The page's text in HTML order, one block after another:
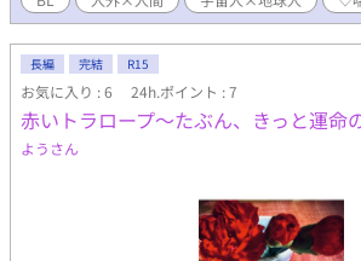
長編 完結 R15
お気に入り : 6 24h.ポイント : 7
赤いトラロープ〜たぶん、きっと運命
ようさん